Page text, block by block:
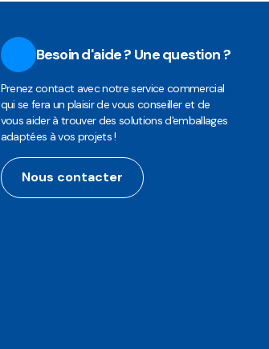
Besoin d'aide ? Une question ?
Prenez contact avec notre service commercial
qui se fera un plaisir de vous conseiller et de
vous aider à trouver des solutions d'emballages
adaptées à vos projets !
Nous contacter